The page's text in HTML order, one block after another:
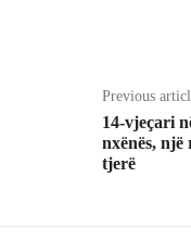
Previous
14-vjeçari
nxënës, një
tjerë